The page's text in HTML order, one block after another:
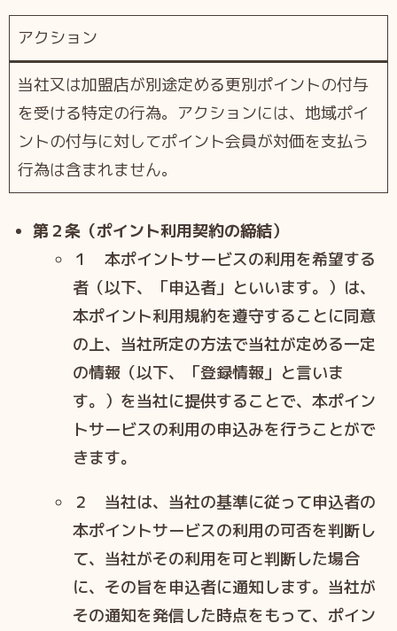
アクション
当社⼜は加盟店が別途定める更別ポイントの付与
を受ける特定の行為。アクションには、地域ポイ
ントの付与に対してポイント会員が対価を支払う
行為は含まれません。
第２条（ポイント利用契約の締結）
１ 本ポイントサービスの利⽤を希望する
者（以下、「申込者」といいます。）は、
本ポイント利⽤規約を遵守することに同意
の上、当社所定の⽅法で当社が定める⼀定
の情報（以下、「登録情報」と⾔いま
す。）を当社に提供することで、本ポイン
トサービスの利⽤の申込みを⾏うことがで
きます。
２ 当社は、当社の基準に従って申込者の
本ポイントサービスの利⽤の可否を判断し
て、当社がその利⽤を可と判断した場合
に、その旨を申込者に通知します。当社が
その通知を発信した時点をもって、ポイン